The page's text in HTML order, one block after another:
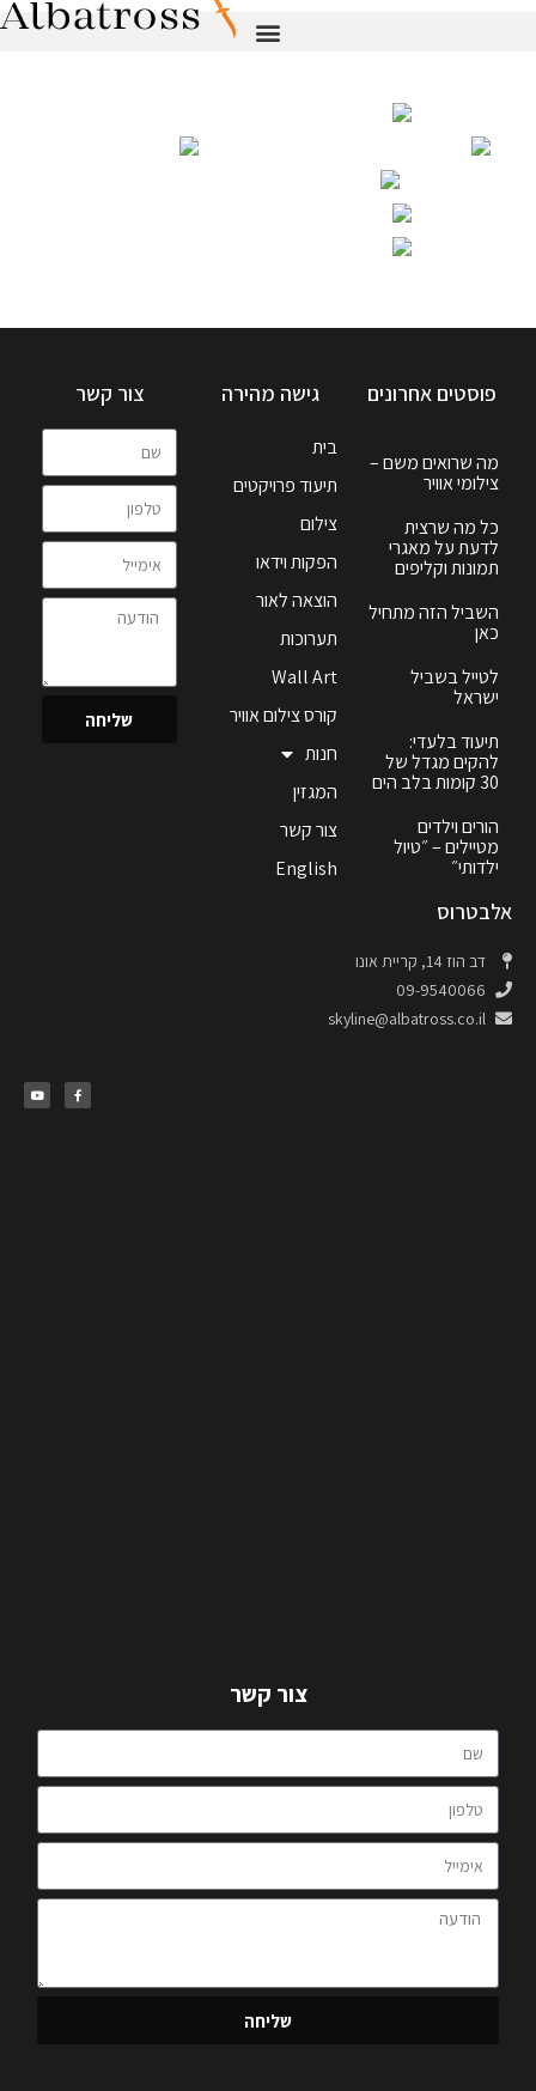
פוסטים אחרונים
מה שרואים משם –
צילומי אוויר
כל מה שרצית
לדעת על מאגרי
תמונות וקליפים
השביל הזה מתחיל
כאן
לטייל בשביל
ישראל
תיעוד בלעדי:
להקים מגדל של
30 קומות בלב הים
הורים וילדים
מטיילים – ״טיול
ילדותי״
גישה מהירה
בית
תיעוד פרויקטים
צילום
הפקות וידאו
הוצאה לאור
תערוכות
Wall Art
קורס צילום אוויר
חנות
המגזין
צור קשר
English
צור קשר
שליחה
אלבטרוס
דב הוז 14, קריית אונו
09-9540066
skyline@albatross.co.il
צור קשר
שליחה